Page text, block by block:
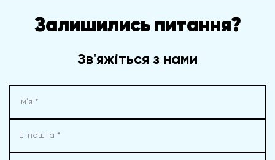
Залишились питання?
Зв'яжіться з нами